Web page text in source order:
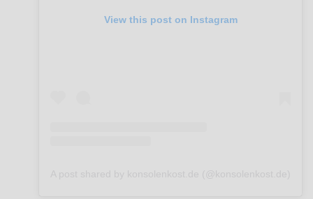
View this post on Instagram